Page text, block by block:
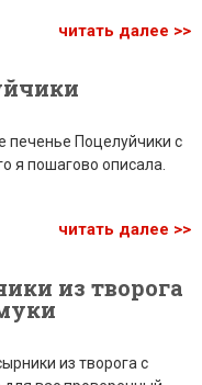
читать далее >>
печенье Поцелуйчики с
я пошагово описала.
читать далее >>
из творога
из творога с